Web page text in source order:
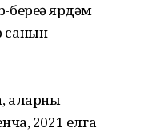
ярдәм
санын
аларның
2021 елга